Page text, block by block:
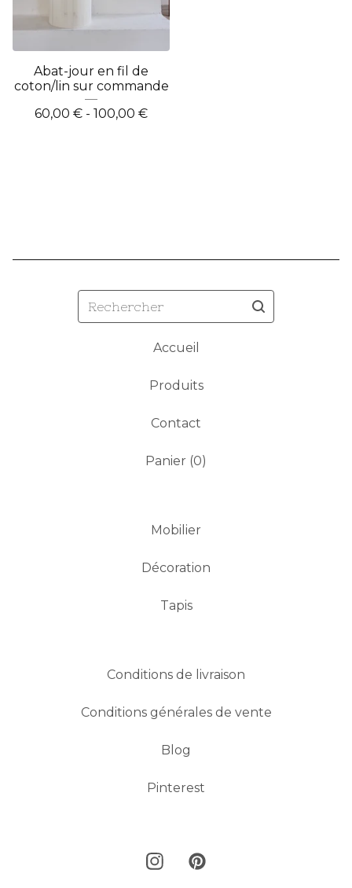
Abat-jour en fil de
coton/lin sur commande
60,00 € - 100,00 €
Accueil
Produits
Contact
Panier (0)
Mobilier
Décoration
Tapis
Conditions de livraison
Conditions générales de vente
Blog
Pinterest